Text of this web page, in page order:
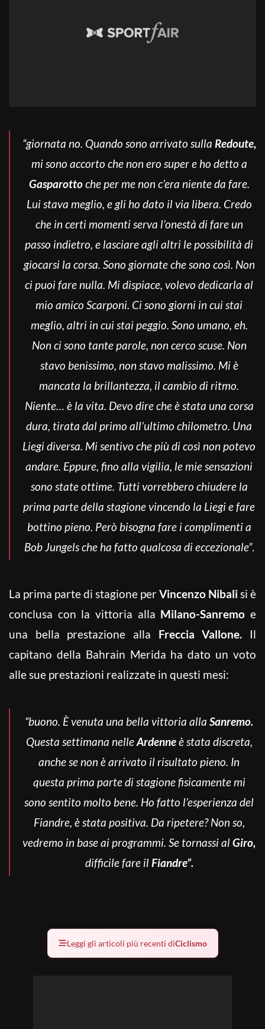
“giornata no. Quando sono arrivato sulla Redoute,
mi sono accorto che non ero super e ho detto a
Gasparottoche per me non c’era niente da fare.
Lui stava meglio, e gli ho dato il via libera. Credo
che in certi momenti serva l’onestà di fare un
passo indietro, e lasciare agli altri le possibilità di
giocarsi la corsa. Sono giornate che sono così. Non
ci puoi fare nulla. Mi dispiace, volevo dedicarla al
mio amico Scarponi. Ci sono giorni in cui stai
meglio, altri in cui stai peggio. Sono umano, eh.
Non ci sono tante parole, non cerco scuse. Non
stavo benissimo, non stavo malissimo. Mi è
mancata la brillantezza, il cambio di ritmo.
Niente… è la vita. Devo dire che è stata una corsa
dura, tirata dal primo all’ultimo chilometro. Una
Liegi diversa. Mi sentivo che più di così non potevo
andare. Eppure, fino alla vigilia, le mie sensazioni
sono state ottime. Tutti vorrebbero chiudere la
prima parte della stagione vincendo la Liegi e fare
bottino pieno. Però bisogna fare i complimenti a
Bob Jungels che ha fatto qualcosa di eccezionale”.
La prima parte di stagione perVincenzo Nibali si è
conclusa con la vittoria alla Milano-Sanremo e
una bella prestazione alla Freccia Vallone. Il
capitano della Bahrain Merida ha dato un voto
alle sue prestazioni realizzate in questi mesi:
“buono. È venuta una bella vittoria alla Sanremo.
Questa settimana nelleArdenneè stata discreta,
anche se non è arrivato il risultato pieno. In
questa prima parte di stagione fisicamente mi
sono sentito molto bene. Ho fatto l’esperienza del
Fiandre, è stata positiva. Da ripetere? Non so,
vedremo in base ai programmi. Se tornassi alGiro,
difficile fare ilFiandre”.
Leggi gli articoli più recenti diCiclismo